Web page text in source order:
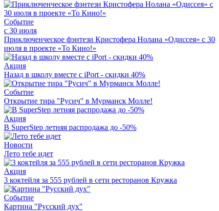
Событие
с 30 июля
Приключенческое фэнтези Кристофера Нолана «Одиссея» с 30
июля в проекте «То Кино!»
Акция
Назад в школу вместе с iPort - скидки 40%
Событие
Открытие тира "Русич" в Мурманск Молле!
Акция
В SuperStep летняя распродажа до -50%
Новости
Лето тебе идет
Акция
3 коктейля за 555 рублей в сети ресторанов Кружка
Событие
Картина "Русский дух"